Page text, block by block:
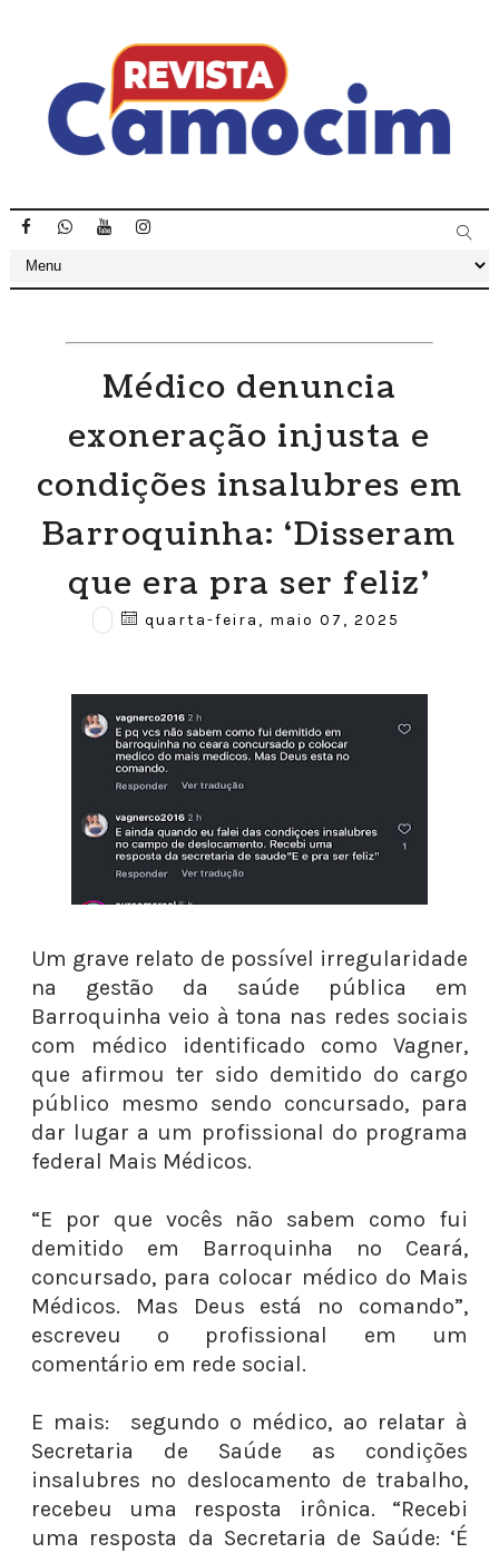
Médico denuncia
exoneração injusta e
condições insalubres em
Barroquinha: ‘Disseram
que era pra ser feliz’
quarta-feira, maio 07, 2025
Um grave relato de possível irregularidade
na gestão da saúde pública em
Barroquinha veio à tona nas redes sociais
com médico identificado como Vagner,
que afirmou ter sido demitido do cargo
público mesmo sendo concursado, para
dar lugar a um profissional do programa
federal Mais Médicos.
“E por que vocês não sabem como fui
demitido em Barroquinha no Ceará,
concursado, para colocar médico do Mais
Médicos. Mas Deus está no comando”,
escreveu o profissional em um
comentário em rede social.
E mais: segundo o médico, ao relatar à
Secretaria de Saúde as condições
insalubres no deslocamento de trabalho,
recebeu uma resposta irônica. “Recebi
uma resposta da Secretaria de Saúde: ‘É